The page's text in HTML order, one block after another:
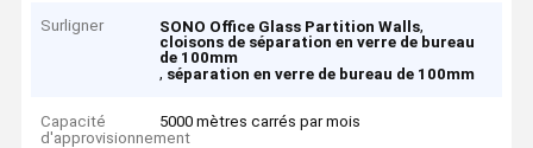
Surligner SONO Office Glass Partition Walls,
cloisons de séparation en verre de bureau
de 100mm
, séparation en verre de bureau de 100mm
Capacité
d'approvisionnement
5000 mètres carrés par mois